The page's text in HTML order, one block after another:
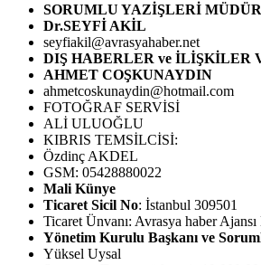
SORUMLU YAZİŞLERİ
Dr.SEYFİ AKİL
seyfiakil@avrasyahaber.net
DIŞ HABERLER ve İLİŞKİLER
AHMET COŞKUNAYDIN
ahmetcoskunaydin@hotmail.com
FOTOĞRAF SERVİSİ
ALİ ULUOĞLU
KIBRIS TEMSİLCİSİ:
Özdinç AKDEL
GSM: 05428880022
Mali Künye
Ticaret Sicil No: İstanbul 309501
Ticaret Ünvanı: Avrasya haber
Yönetim Kurulu Başkanı ve
Yüksel Uysal